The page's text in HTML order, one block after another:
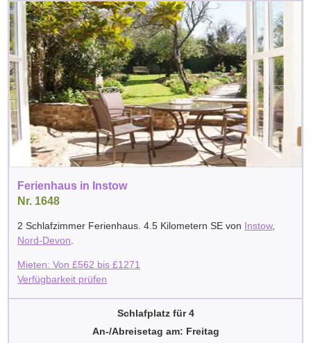
Ferienhaus in Instow
Nr. 1648
2 Schlafzimmer Ferienhaus. 4.5 Kilometern SE von Instow,
Nord-Devon.
Mieten: Von£562 bis£1271
Verfügbarkeit prüfen
Schlafplatz für 4
An-/Abreisetag am: Freitag